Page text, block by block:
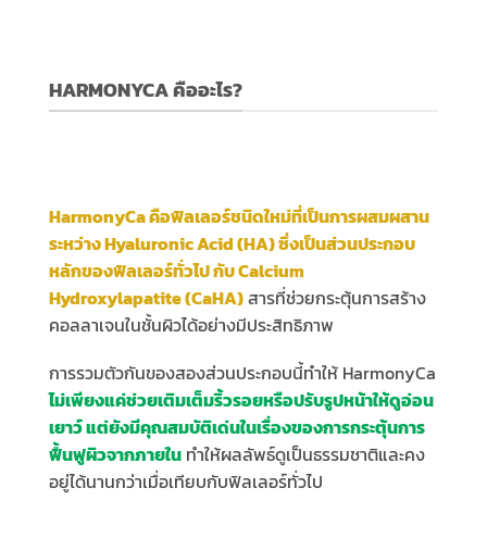
HARMONYCA คืออะไร?
HarmonyCa คือฟิลเลอร์ชนิดใหม่ที่เป็นการผสมผสาน
ระหว่าง Hyaluronic Acid (HA) ซึ่งเป็นส่วนประกอบ
หลักของฟิลเลอร์ทั่วไป กับ Calcium
Hydroxylapatite (CaHA)สารที่ช่วยกระตุ้นการสร้าง
คอลลาเจนในชั้นผิวได้อย่างมีประสิทธิภาพ
การรวมตัวกันของสองส่วนประกอบนี้ทำให้ HarmonyCa
ไม่เพียงแค่ช่วยเติมเต็มริ้วรอยหรือปรับรูปหน้าให้ดูอ่อน
เยาว์ แต่ยังมีคุณสมบัติเด่นในเรื่องของการกระตุ้นการ
ฟื้นฟูผิวจากภายใน ทำให้ผลลัพธ์ดูเป็นธรรมชาติและคง
อยู่ได้นานกว่าเมื่อเทียบกับฟิลเลอร์ทั่วไป